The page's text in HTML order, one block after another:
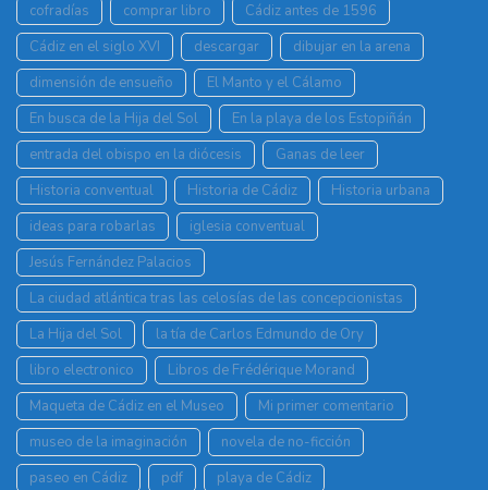
cofradías
comprar libro
Cádiz antes de 1596
Cádiz en el siglo XVI
descargar
dibujar en la arena
dimensión de ensueño
El Manto y el Cálamo
En busca de la Hija del Sol
En la playa de los Estopiñán
entrada del obispo en la diócesis
Ganas de leer
Historia conventual
Historia de Cádiz
Historia urbana
ideas para robarlas
iglesia conventual
Jesús Fernández Palacios
La ciudad atlántica tras las celosías de las concepcionistas
La Hija del Sol
la tía de Carlos Edmundo de Ory
libro electronico
Libros de Frédérique Morand
Maqueta de Cádiz en el Museo
Mi primer comentario
museo de la imaginación
novela de no-ficción
paseo en Cádiz
pdf
playa de Cádiz